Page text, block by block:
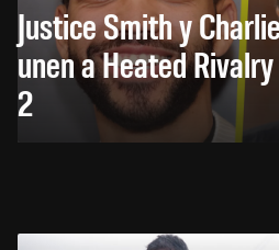
Justice Smith y
unen a Heated
2